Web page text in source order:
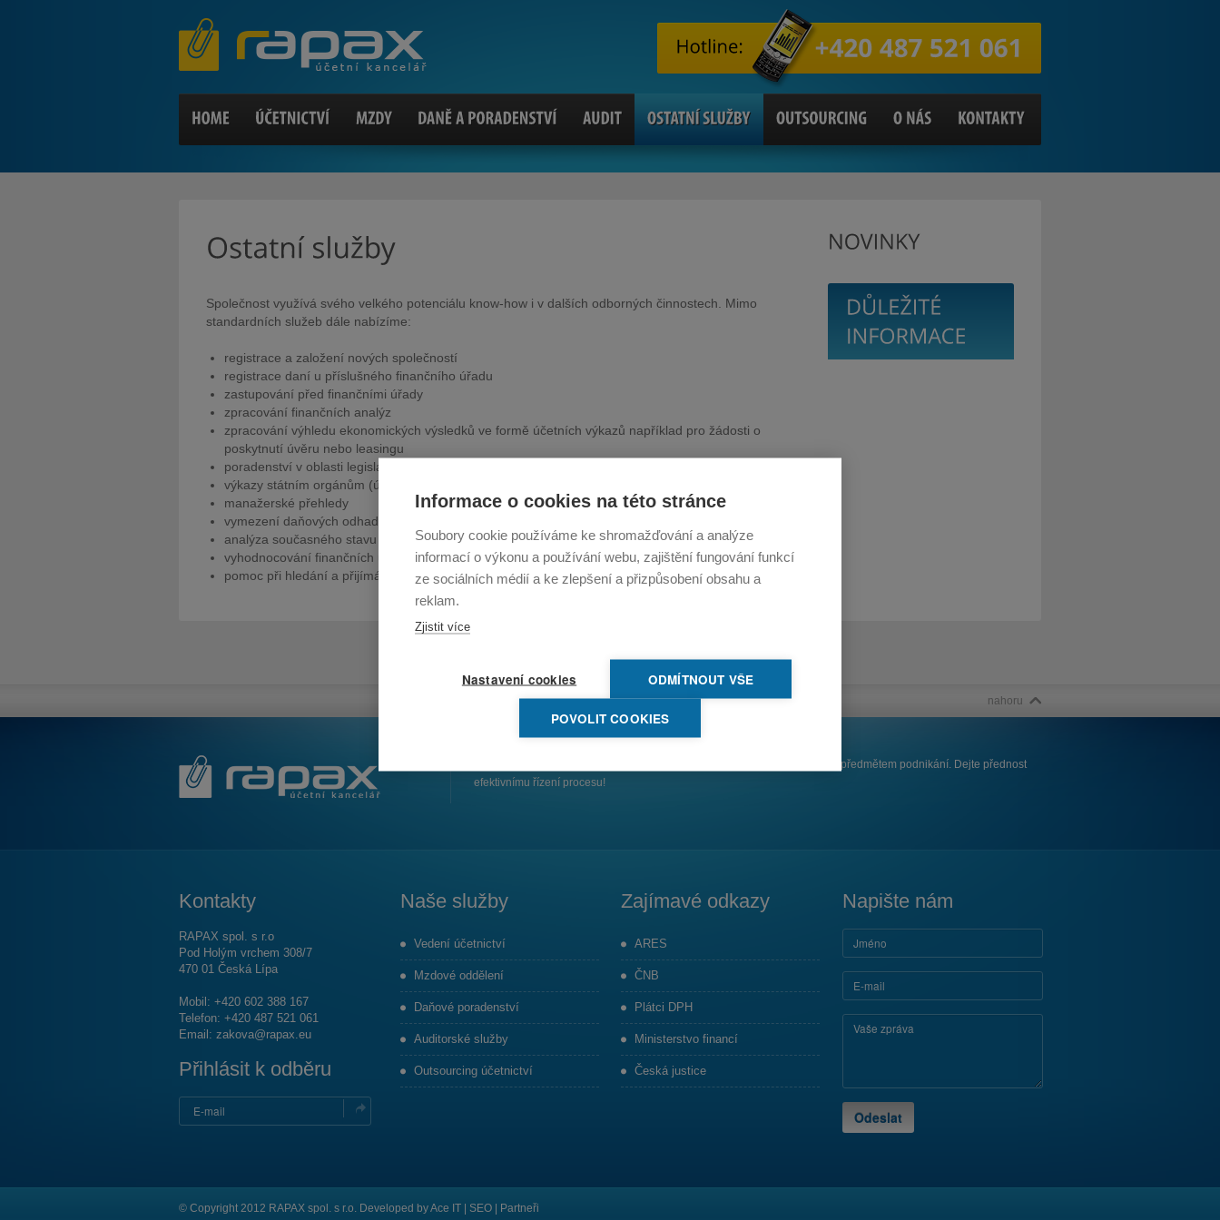
Společnost využívá svého velkého potenciálu know-how i v dalších odborných činnostech. Mimo
standardních služeb dále nabízíme:
registrace a založení nových společností
registrace daní u příslušného finančního úřadu
zastupování před finančními úřady
zpracování finančních analýz
zpracování výhledu ekonomických výsledků ve formě účetních výkazů například pro žádosti o
poskytnutí úvěru nebo leasingu
poradenství v oblasti legislativy
výkazy státním orgánům (účetní a daňové výstupy pro orgány státní správy)
manažerské přehledy
vymezení daňových odhadů o hledem na co nejmenší daňové zatížení
analýza současného stavu a návrh nové organizace řízení společnosti
vyhodnocování finančních ukazatelů
pomoc při hledání a přijímání administrativních pracovníků
nahoru
Vedení účetnictví je nepostradatelná složka řízení podniku, ale není Vaším předmětem podnikání. Dejte přednost
efektivnímu řízení procesu!
Kontakty
RAPAX spol. s r.o
Pod Holým vrchem 308/7
470 01 Česká Lípa
Mobil: +420 602 388 167
Telefon: +420 487 521 061
Email: zakova@rapax.eu
Přihlásit k odběru
Naše služby
Vedení účetnictví
Mzdové oddělení
Daňové poradenství
Auditorské služby
Outsourcing účetnictví
Zajímavé odkazy
ARES
ČNB
Plátci DPH
Ministerstvo financí
Česká justice
Napište nám
© Copyright 2012 RAPAX spol. s r.o. Developed byAce IT SEO Partneři
Informace o cookies na této stránce
Soubory cookie používáme ke shromažďování a analýze
informací o výkonu a používání webu, zajištění fungování funkcí
ze sociálních médií a ke zlepšení a přizpůsobení obsahu a
reklam.
Zjistit více
Nastavení cookies ODMÍTNOUT VŠE
POVOLIT COOKIES